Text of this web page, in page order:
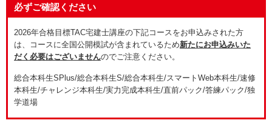
必ずご確認ください
2026年合格目標TAC宅建士講座の下記コースをお申込みされた方
は、コースに全国公開模試が含まれているため新たにお申込みいた
だく必要はございませんのでご注意ください。
総合本科生SPlus/総合本科生S/総合本科生/スマートWeb本科生/速修
本科生/チャレンジ本科生/実力完成本科生/直前パック/答練パック/独
学道場